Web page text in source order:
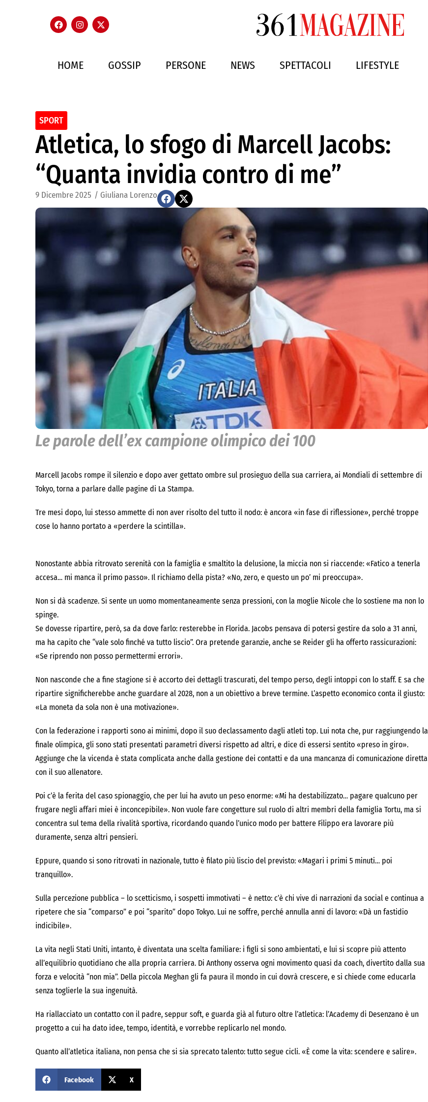
HOME GOSSIP PERSONE NEWS SPETTACOLI LIFESTYLE
SPORT
Atletica, lo sfogo di Marcell Jacobs:
“Quanta invidia contro di me”
9 Dicembre 2025 / Giuliana Lorenzo
Le parole dell’ex campione olimpico dei 100
Marcell Jacobs rompe il silenzio e dopo aver gettato ombre sul prosieguo della sua carriera, ai Mondiali di settembre di
Tokyo, torna a parlare dalle pagine di La Stampa.
Tre mesi dopo, lui stesso ammette di non aver risolto del tutto il nodo: è ancora «in fase di riflessione», perché troppe
cose lo hanno portato a «perdere la scintilla».
Nonostante abbia ritrovato serenità con la famiglia e smaltito la delusione, la miccia non si riaccende: «Fatico a tenerla
accesa… mi manca il primo passo». Il richiamo della pista? «No, zero, e questo un po’ mi preoccupa».
Non si dà scadenze. Si sente un uomo momentaneamente senza pressioni, con la moglie Nicole che lo sostiene ma non lo
spinge.
Se dovesse ripartire, però, sa da dove farlo: resterebbe in Florida. Jacobs pensava di potersi gestire da solo a 31 anni,
ma ha capito che “vale solo finché va tutto liscio”. Ora pretende garanzie, anche se Reider gli ha offerto rassicurazioni:
«Se riprendo non posso permettermi errori».
Non nasconde che a fine stagione si è accorto dei dettagli trascurati, del tempo perso, degli intoppi con lo staff. E sa che
ripartire significherebbe anche guardare al 2028, non a un obiettivo a breve termine. L’aspetto economico conta il giusto:
«La moneta da sola non è una motivazione».
Con la federazione i rapporti sono ai minimi, dopo il suo declassamento dagli atleti top. Lui nota che, pur raggiungendo la
finale olimpica, gli sono stati presentati parametri diversi rispetto ad altri, e dice di essersi sentito «preso in giro».
Aggiunge che la vicenda è stata complicata anche dalla gestione dei contatti e da una mancanza di comunicazione diretta
con il suo allenatore.
Poi c’è la ferita del caso spionaggio, che per lui ha avuto un peso enorme: «Mi ha destabilizzato… pagare qualcuno per
frugare negli affari miei è inconcepibile». Non vuole fare congetture sul ruolo di altri membri della famiglia Tortu, ma si
concentra sul tema della rivalità sportiva, ricordando quando l’unico modo per battere Filippo era lavorare più
duramente, senza altri pensieri.
Eppure, quando si sono ritrovati in nazionale, tutto è filato più liscio del previsto: «Magari i primi 5 minuti… poi
tranquillo».
Sulla percezione pubblica – lo scetticismo, i sospetti immotivati – è netto: c’è chi vive di narrazioni da social e continua a
ripetere che sia “comparso” e poi “sparito” dopo Tokyo. Lui ne soffre, perché annulla anni di lavoro: «Dà un fastidio
indicibile».
La vita negli Stati Uniti, intanto, è diventata una scelta familiare: i figli si sono ambientati, e lui si scopre più attento
all’equilibrio quotidiano che alla propria carriera. Di Anthony osserva ogni movimento quasi da coach, divertito dalla sua
forza e velocità “non mia”. Della piccola Meghan gli fa paura il mondo in cui dovrà crescere, e si chiede come educarla
senza toglierle la sua ingenuità.
Ha riallacciato un contatto con il padre, seppur soft, e guarda già al futuro oltre l’atletica: l’Academy di Desenzano è un
progetto a cui ha dato idee, tempo, identità, e vorrebbe replicarlo nel mondo.
Quanto all’atletica italiana, non pensa che si sia sprecato talento: tutto segue cicli. «È come la vita: scendere e salire».
Facebook X